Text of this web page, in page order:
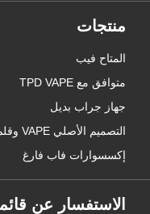
منتجات
المتاح فيب
متوافق مع TPD VAPE
جهاز جراب بديل
التصميم الأصلي VAPE وقلم VAPE
إكسسوارات فاب فارغ
الاستفسار عن